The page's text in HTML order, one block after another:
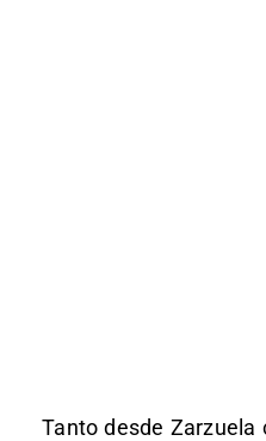
Tanto desde Zarzuela